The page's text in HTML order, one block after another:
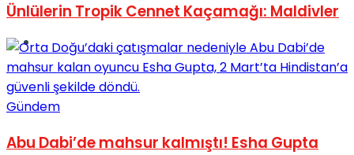
Tatil
Ünlülerin Tropik Cennet Kaçamağı: Maldivler
Gündem
Abu Dabi’de mahsur kalmıştı! Esha Gupta